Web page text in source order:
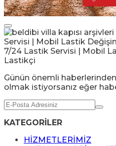
Günün önemli
olmak istiyorsanız eğer
KATEGORİLER
HİZMETLERİMİZ